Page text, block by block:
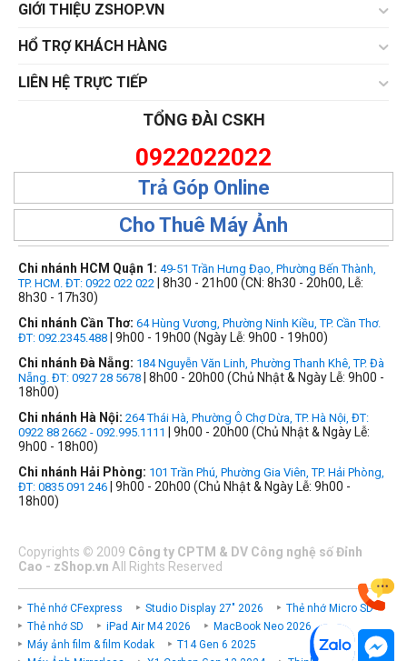
GIỚI THIỆU ZSHOP.VN
HỔ TRỢ KHÁCH HÀNG
LIÊN HỆ TRỰC TIẾP
TỔNG ĐÀI CSKH
0922022022
Trả Góp Online
Cho Thuê Máy Ảnh
Chi nhánh HCM Quận 1: 49-51 Trần Hưng Đạo, Phường Bến Thành,
TP. HCM. ĐT: 0922 022 022 | 8h30 - 21h00 (CN: 8h30 - 20h00, Lễ:
8h30 - 17h30)
Chi nhánh Cần Thơ: 64 Hùng Vương, Phường Ninh Kiều, TP. Cần Thơ.
ĐT: 092.2345.488 | 9h00 - 19h00 (Ngày Lễ: 9h00 - 19h00)
Chi nhánh Đà Nẵng: 184 Nguyễn Văn Linh, Phường Thanh Khê, TP. Đà
Nẵng. ĐT: 0927 28 5678 | 8h00 - 20h00 (Chủ Nhật & Ngày Lễ: 9h00 -
18h00)
Chi nhánh Hà Nội: 264 Thái Hà, Phường Ô Chợ Dừa, TP. Hà Nội, ĐT:
0922 88 2662 - 092.995.1111
| 9h00 - 20h00 (Chủ Nhật & Ngày Lễ:
9h00 - 18h00)
Chi nhánh Hải Phòng: 101 Trần Phú, Phường Gia Viên, TP. Hải Phòng,
ĐT: 0835 091 246 | 9h00 - 20h00 (Chủ Nhật & Ngày Lễ: 9h00 -
18h00)
Copyrights © 2009 Công ty CPTM & DV Công nghệ số Đỉnh
Cao - zShop.vn All Rights Reserved
Thẻ nhớ CFexpress Studio Display 27" 2026
Thẻ nhớ Micro SD
Thẻ nhớ SD
iPad Air M4 2026
MacBook Neo 2026
Máy ảnh film & film Kodak
T14 Gen 6 2025